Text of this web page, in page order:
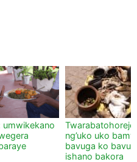
umwikekano
Twarabatohoreje
ng’uko uko
bavuga ko
ishano bakora